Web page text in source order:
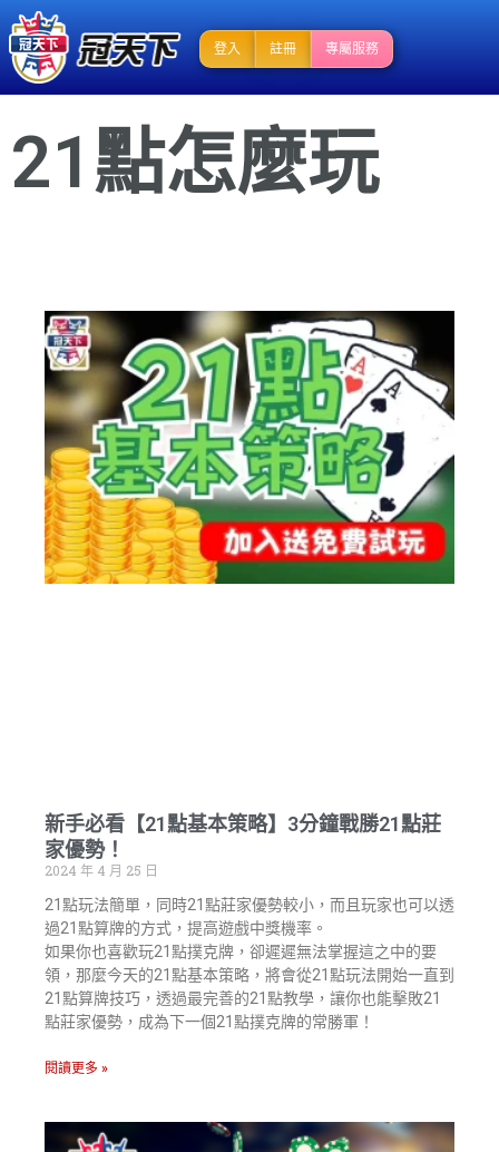
登入 註冊 專屬服務
21點怎麼玩
新手必看【21點基本策略】3分鐘戰勝21點莊
家優勢！
2024 年 4 月 25 日
21點玩法簡單，同時21點莊家優勢較小，而且玩家也可以透
過21點算牌的方式，提高遊戲中獎機率。
如果你也喜歡玩21點撲克牌，卻遲遲無法掌握這之中的要
領，那麼今天的21點基本策略，將會從21點玩法開始一直到
21點算牌技巧，透過最完善的21點教學，讓你也能擊敗21
點莊家優勢，成為下一個21點撲克牌的常勝軍！
閱讀更多 »